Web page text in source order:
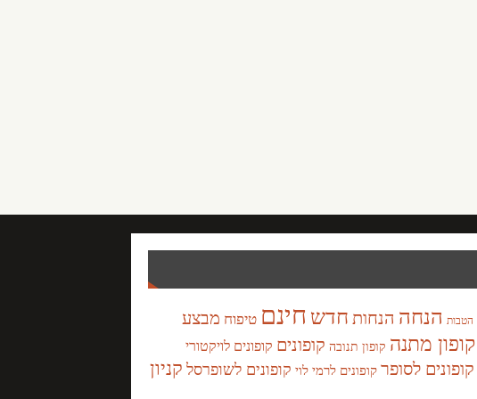
הטבות הנחה הנחותחדש חינם טיפוח מבצע
קופון מתנה קופון תנובה קופונים קופונים לויקטורי
קופונים לסופר קופונים לרמי לוי קופונים לשופרסל קניון